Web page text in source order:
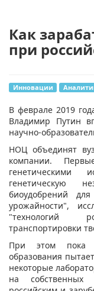
Как
при
Инновации
В феврале 2019
Владимир Путин
научно-
НОЦ объединят
компании.
генетическими
генетическую
биоудобрений
урожайности",
"технологий
транспортировки
При этом пока
образования
некоторые
на собственных